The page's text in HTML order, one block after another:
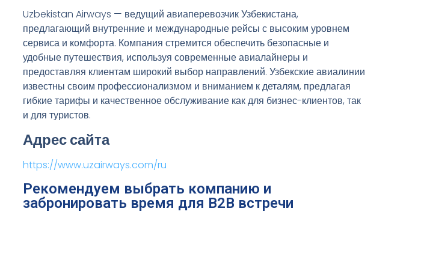
Uzbekistan Airways — ведущий авиаперевозчик Узбекистана,
предлагающий внутренние и международные рейсы с высоким уровнем
сервиса и комфорта. Компания стремится обеспечить безопасные и
удобные путешествия, используя современные авиалайнеры и
предоставляя клиентам широкий выбор направлений. Узбекские авиалинии
известны своим профессионализмом и вниманием к деталям, предлагая
гибкие тарифы и качественное обслуживание как для бизнес-клиентов, так
и для туристов.
Адрес сайта
https://www.uzairways.com/ru
Рекомендуем выбрать компанию и
забронировать время для B2B встречи